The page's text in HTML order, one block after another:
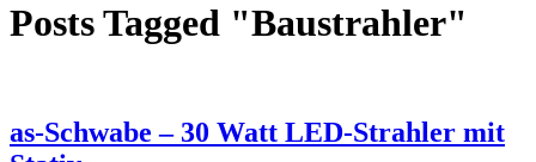
Posts Tagged "Baustrahler"
as-Schwabe – 30 Watt LED-Strahler mit